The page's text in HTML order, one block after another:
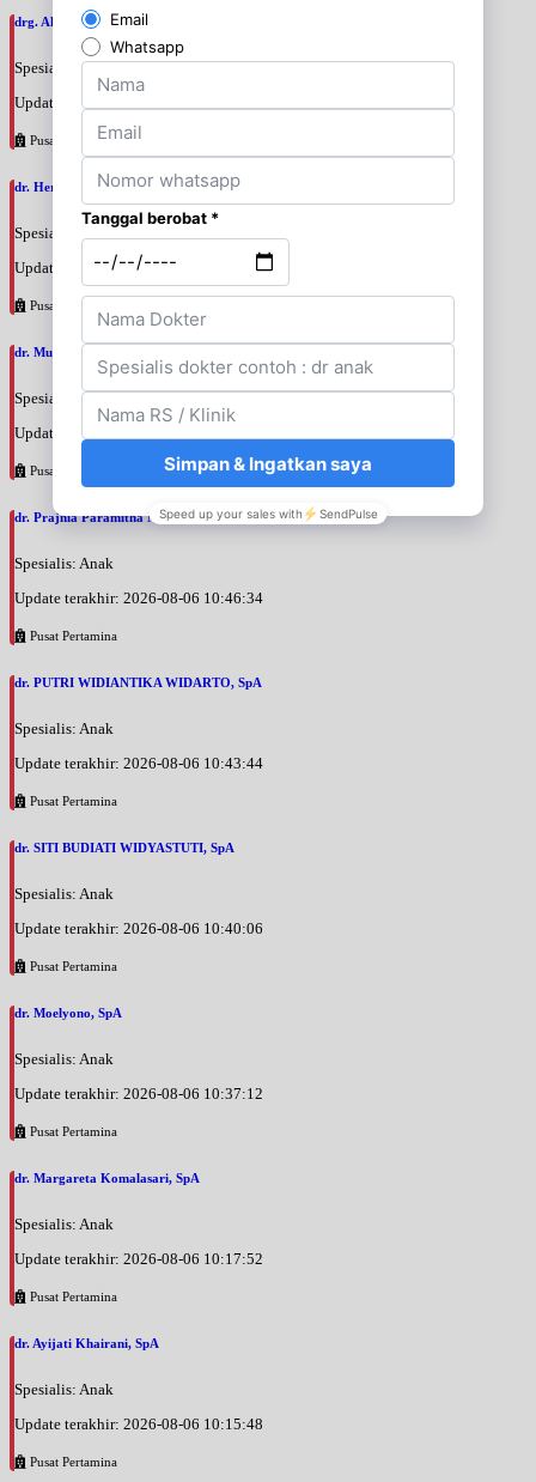
drg. Ahmad Zulkifli, SpBM
Spesialis: Gigi
Update terakhir: 2026-08-06 12:42:05
Pusat Pertamina
dr. Hery Mardani, SpAn
Spesialis: Anestesi
Update terakhir: 2026-08-06 11:17:24
Pusat Pertamina
dr. Muslim Tadjuddin Chalid, SpAn
Spesialis: Anestesi
Update terakhir: 2026-08-06 11:14:34
Pusat Pertamina
dr. Prajnia Paramitha Narendraswari, SpA
Spesialis: Anak
Update terakhir: 2026-08-06 10:46:34
Pusat Pertamina
dr. PUTRI WIDIANTIKA WIDARTO, SpA
Spesialis: Anak
Update terakhir: 2026-08-06 10:43:44
Pusat Pertamina
dr. SITI BUDIATI WIDYASTUTI, SpA
Spesialis: Anak
Update terakhir: 2026-08-06 10:40:06
Pusat Pertamina
dr. Moelyono, SpA
Spesialis: Anak
Update terakhir: 2026-08-06 10:37:12
Pusat Pertamina
dr. Margareta Komalasari, SpA
Spesialis: Anak
Update terakhir: 2026-08-06 10:17:52
Pusat Pertamina
dr. Ayijati Khairani, SpA
Spesialis: Anak
Update terakhir: 2026-08-06 10:15:48
Pusat Pertamina